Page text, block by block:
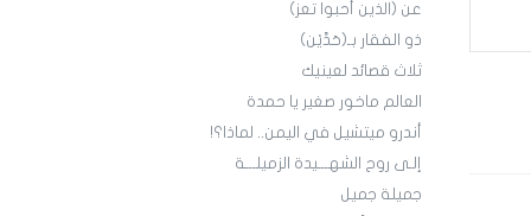
عن (الذين أحبوا تعز)
ذو الفقار بـ(حَدَّيْن)
ثلاث قصائد لعينيك
العالم ماخور صغير يا حمدة
أندرو ميتشيل في اليمن.. لماذا؟!
إلـى روح الشهـــيدة الزميلـــة
جميلة جميل